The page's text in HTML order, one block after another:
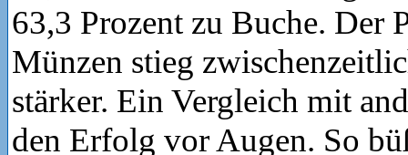
63,3 Prozent zu Buche. Der
Münzen stieg
stärker. Ein Vergleich mit
den Erfolg vor Augen. So